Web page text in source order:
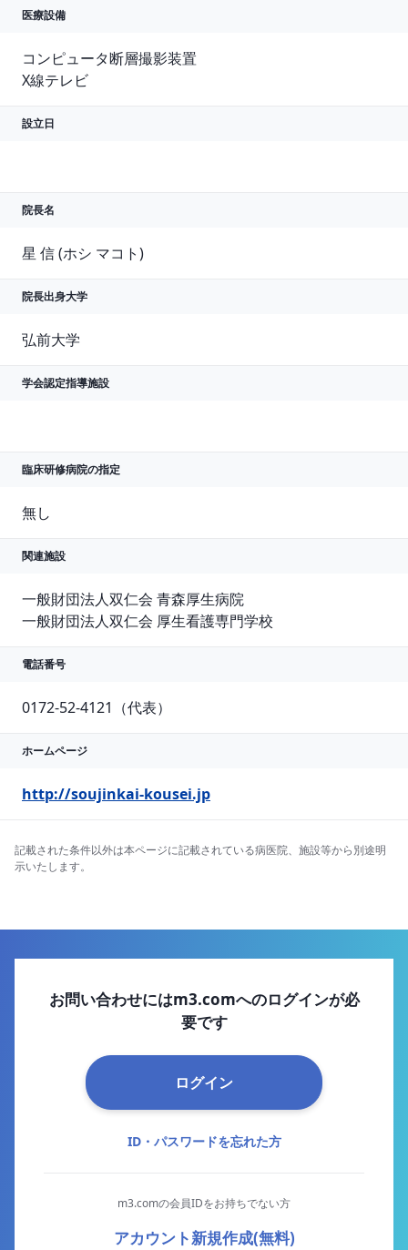
医療設備
コンピュータ断層撮影装置
X線テレビ
設立日
院長名
星 信 (ホシ マコト)
院長出身大学
弘前大学
学会認定指導施設
臨床研修病院の指定
無し
関連施設
一般財団法人双仁会 青森厚生病院
一般財団法人双仁会 厚生看護専門学校
電話番号
0172-52-4121（代表）
ホームページ
http://soujinkai-kousei.jp
記載された条件以外は本ページに記載されている病医院、施設等から別途明
示いたします。
お問い合わせにはm3.comへのログインが必
要です
ログイン
ID・パスワードを忘れた方
m3.comの会員IDをお持ちでない方
アカウント新規作成(無料)